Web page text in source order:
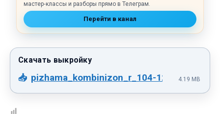
мастер‑классы и разборы прямо в Телеграм.
Перейти в канал
pizhama_kombinizon_r_104-128.pdf4.19 MB